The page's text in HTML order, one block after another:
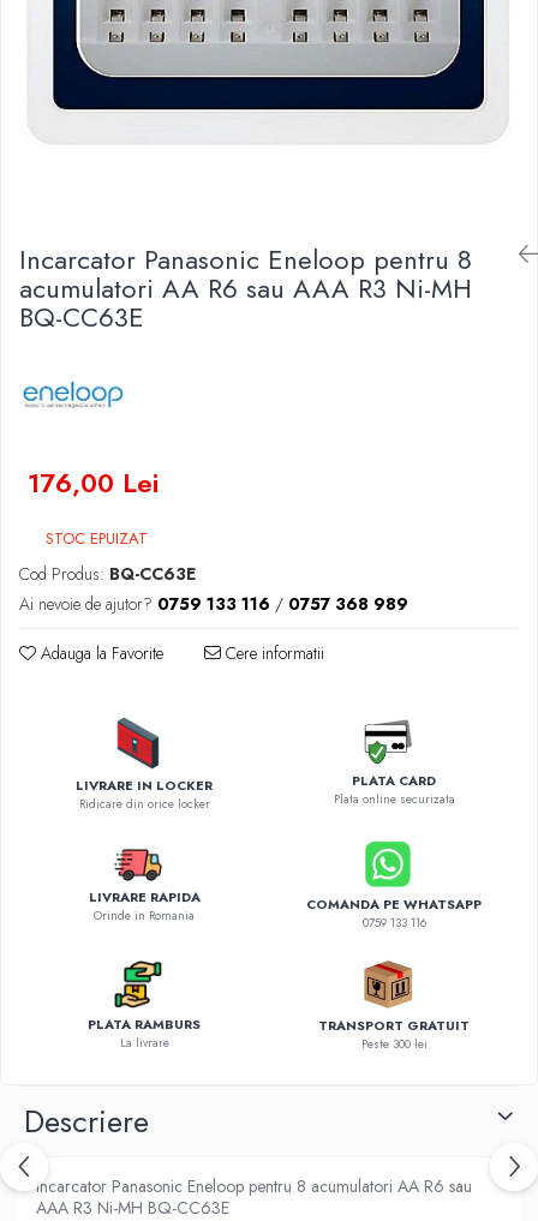
Becuri LED
Aplice LED
Lanterne
Lampi
Prelungitoare
Stabilizatoare tensiune
Ventilatoare
Cablu coaxial
Periferice PC
Redresoare
Diverse accesorii auto
Carcase protectie NOCO BOOST
Invertoare Auto
Incarcator masina electrica
Baterii Zinc-Aer
Incarcator Panasonic Eneloop pentru 8
acumulatori AA R6 sau AAA R3 Ni-MH
BQ-CC63E
176,00 Lei
STOC EPUIZAT
Cod Produs: BQ-CC63E
Ai nevoie de ajutor? 0759 133 116 / 0757 368 989
Adauga la Favorite Cere informatii
LIVRARE IN LOCKER
Ridicare din orice locker
PLATA CARD
Plata online securizata
LIVRARE RAPIDA
Orinde in Romania
COMANDA PE WHATSAPP
0759 133 116
PLATA RAMBURS
La livrare
TRANSPORT GRATUIT
Peste 300 lei
Descriere
Incarcator Panasonic Eneloop pentru 8 acumulatori AA R6 sau
AAA R3 Ni-MH BQ-CC63E